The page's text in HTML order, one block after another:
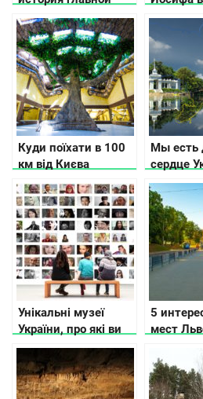
достопримечательности
Луцка
области
Куди поїхати в 100
км від Києва
Мы есть
сердце
Унікальні музеї
України, про які ви
не чули
5
мест